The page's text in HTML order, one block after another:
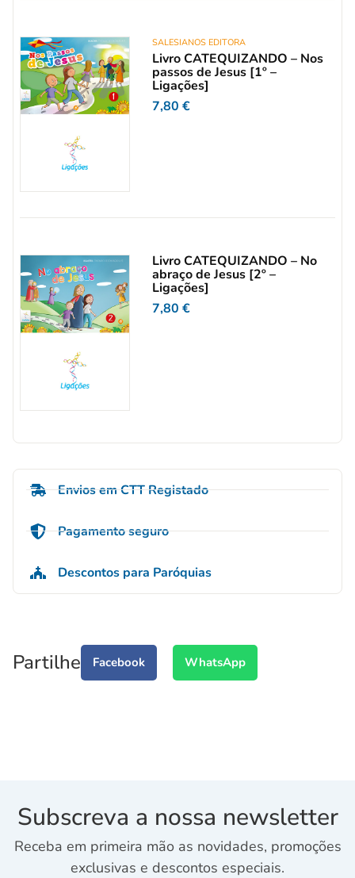
SALESIANOS EDITORA
Livro CATEQUIZANDO – Nos
passos de Jesus [1º –
Ligações]
7,80€
Livro CATEQUIZANDO – No
abraço de Jesus [2º –
Ligações]
7,80€
Envios em CTT Registado
Pagamento seguro
Descontos para Paróquias
Partilhe Facebook WhatsApp
Subscreva a nossa newsletter
Receba em primeira mão as novidades, promoções
exclusivas e descontos especiais.